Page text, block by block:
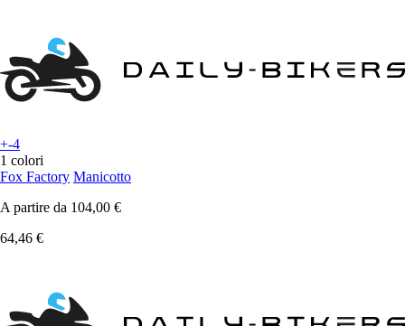
+-4
1 colori
Fox Factory Manicotto
A partire da 104,00 €
64,46 €